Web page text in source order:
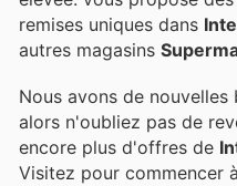
remises uniques dans
autres magasins
Nous avons de
alors n'oubliez pas de
encore plus d'offres de
Visitez pour commencer